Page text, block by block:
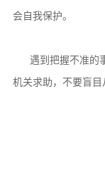
会自我保护。
遇到把握不准的事
机关求助，不要盲目